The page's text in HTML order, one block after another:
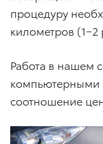
процедуру
километров (1−2
Работа в нашем
компьютерными
соотношение